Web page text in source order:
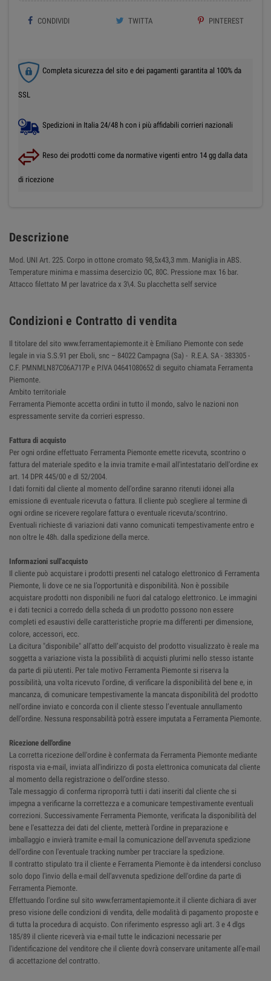
CONDIVIDI TWITTA PINTEREST
Completa sicurezza del sito e dei pagamenti garantita al 100% da
SSL
Spedizioni in Italia 24/48 h con i più affidabili corrieri nazionali
Reso dei prodotti come da normative vigenti entro 14 gg dalla data
di ricezione
Descrizione
Mod. UNI Art. 225. Corpo in ottone cromato 98,5x43,3 mm. Maniglia in ABS.
Temperature minima e massima desercizio 0C, 80C. Pressione max 16 bar.
Attacco filettato M per lavatrice da x 3\4. Su placchetta self service
Condizioni e Contratto di vendita
Il titolare del sito www.ferramentapiemonte.it è Emiliano Piemonte con sede
legale in via S.S.91 per Eboli, snc – 84022 Campagna (Sa) - R.E.A. SA - 383305 -
C.F. PMNMLN87C06A717P e P.IVA 04641080652 di seguito chiamata Ferramenta
Piemonte.
Ambito territoriale
Ferramenta Piemonte accetta ordini in tutto il mondo, salvo le nazioni non
espressamente servite da corrieri espresso.
Fattura di acquisto
Per ogni ordine effettuato Ferramenta Piemonte emette ricevuta, scontrino o
fattura del materiale spedito e la invia tramite e-mail all'intestatario dell'ordine ex
art. 14 DPR 445/00 e dl 52/2004.
I dati forniti dal cliente al momento dell'ordine saranno ritenuti idonei alla
emissione di eventuale ricevuta o fattura. Il cliente può scegliere al termine di
ogni ordine se ricevere regolare fattura o eventuale ricevuta/scontrino.
Eventuali richieste di variazioni dati vanno comunicati tempestivamente entro e
non oltre le 48h. dalla spedizione della merce.
Informazioni sull'acquisto
Il cliente può acquistare i prodotti presenti nel catalogo elettronico di Ferramenta
Piemonte, li dove ce ne sia l’opportunità e disponibilità. Non è possibile
acquistare prodotti non disponibili ne fuori dal catalogo elettronico. Le immagini
e i dati tecnici a corredo della scheda di un prodotto possono non essere
completi ed esaustivi delle caratteristiche proprie ma differenti per dimensione,
colore, accessori, ecc.
La dicitura "disponibile" all'atto dell’acquisto del prodotto visualizzato è reale ma
soggetta a variazione vista la possibilità di acquisti plurimi nello stesso istante
da parte di più utenti. Per tale motivo Ferramenta Piemonte si riserva la
possibilità, una volta ricevuto l'ordine, di verificare la disponibilità del bene e, in
mancanza, di comunicare tempestivamente la mancata disponibilità del prodotto
nell'ordine inviato e concorda con il cliente stesso l’eventuale annullamento
dell’ordine. Nessuna responsabilità potrà essere imputata a Ferramenta Piemonte.
Ricezione dell'ordine
La corretta ricezione dell'ordine è confermata da Ferramenta Piemonte mediante
risposta via e-mail, inviata all'indirizzo di posta elettronica comunicata dal cliente
al momento della registrazione o dell’ordine stesso.
Tale messaggio di conferma riproporrà tutti i dati inseriti dal cliente che si
impegna a verificarne la correttezza e a comunicare tempestivamente eventuali
correzioni. Successivamente Ferramenta Piemonte, verificata la disponibilità del
bene e l'esattezza dei dati del cliente, metterà l’ordine in preparazione e
imballaggio e invierà tramite e-mail la comunicazione dell'avvenuta spedizione
dell'ordine con l'eventuale tracking number per tracciare la spedizione.
Il contratto stipulato tra il cliente e Ferramenta Piemonte è da intendersi concluso
solo dopo l'invio della e-mail dell'avvenuta spedizione dell'ordine da parte di
Ferramenta Piemonte.
Effettuando l'ordine sul sito www.ferramentapiemonte.it il cliente dichiara di aver
preso visione delle condizioni di vendita, delle modalità di pagamento proposte e
di tutta la procedura di acquisto. Con riferimento espresso agli art. 3 e 4 dlgs
185/89 il cliente riceverà via e-mail tutte le indicazioni necessarie per
l'identificazione del venditore che il cliente dovrà conservare unitamente all'e-mail
di accettazione del contratto.